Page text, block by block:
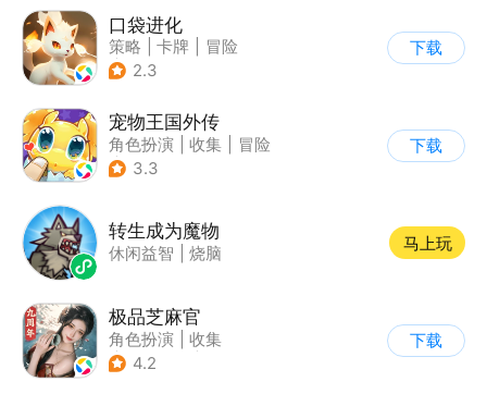
口袋进化
策略 卡牌
冒险
| 精灵宝可梦
2.3
下载
宠物王国外传
角色扮演 收集
冒险
| 宠物
3.3
下载
转生成为魔物
休闲益智 烧脑
马上玩
极品芝麻官
角色扮演
收集
| 架空历史
4.2
下载